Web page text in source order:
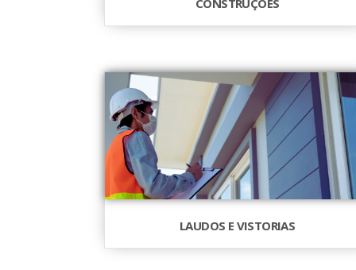
LAUDOS E VISTORIAS